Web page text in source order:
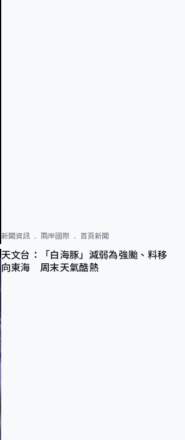
新聞資訊 兩岸國際 首頁新聞
天文台：「白海豚」減弱為強颱、料移
向東海 周末天氣酷熱